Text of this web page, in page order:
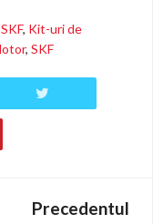
, Kit-uri de
, SKF
Precedentul